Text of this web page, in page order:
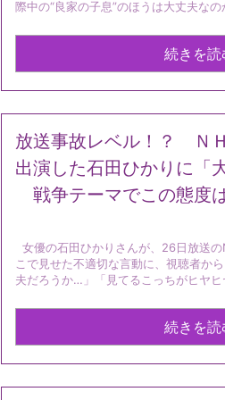
際中の“良家の子息”のほうは大丈夫な
続きを読
放送事故レベル！？ Ｎ
出演した石田ひかりに「
戦争テーマでこの態度
女優の石田ひかりさんが、26日放送
こで見せた不適切な言動に、視聴者か
夫だろうか…」「見てるこっちがヒヤ
続きを読